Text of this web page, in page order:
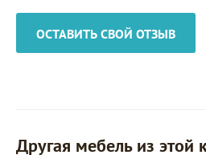
ОСТАВИТЬ СВОЙ ОТЗЫВ
Другая мебель из этой